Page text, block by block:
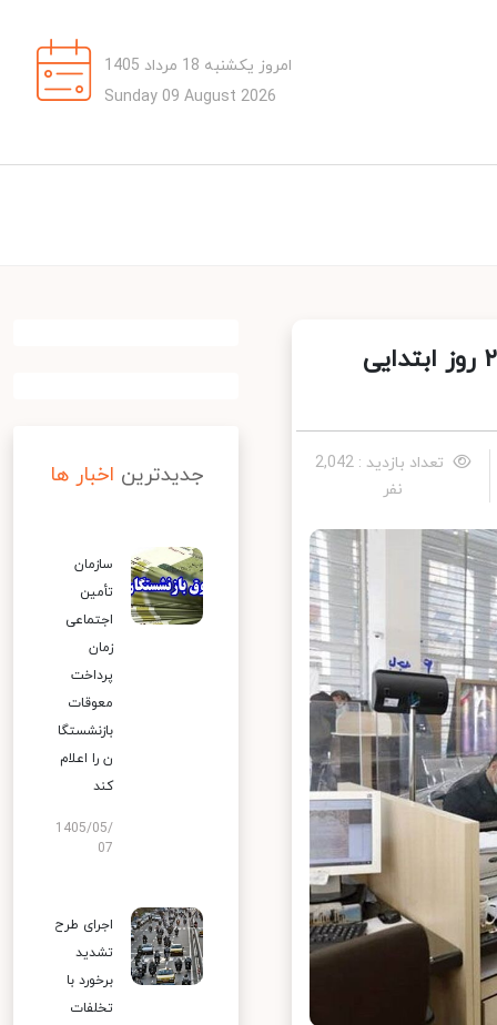
امروز یکشنبه 18 مرداد 1405
Sunday 09 August 2026
بانک‌ها پنجشنبه تعطیل شدند/ ساعت کاری بانک‌ها در ۲ روز ابتدایی
تعداد بازدید : 2,042
نفر
جدیدترین اخبار ها
سازمان
تأمین
اجتماعی
زمان
پرداخت
معوقات
بازنشستگا
ن را اعلام
کند
1405/05/
07
اجرای طرح
تشدید
برخورد با
تخلفات